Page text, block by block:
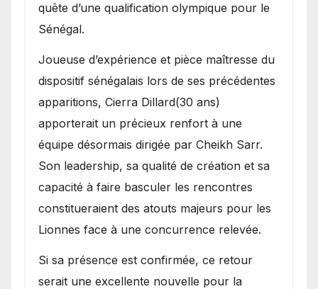
quête d’une qualification olympique pour le
Sénégal.
Joueuse d’expérience et pièce maîtresse du
dispositif sénégalais lors de ses précédentes
apparitions, Cierra Dillard(30 ans)
apporterait un précieux renfort à une
équipe désormais dirigée par Cheikh Sarr.
Son leadership, sa qualité de création et sa
capacité à faire basculer les rencontres
constitueraient des atouts majeurs pour les
Lionnes face à une concurrence relevée.
Si sa présence est confirmée, ce retour
serait une excellente nouvelle pour la